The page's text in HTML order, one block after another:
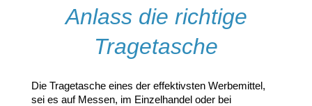
Anlass die richtige
Tragetasche
Die Tragetasche eines der effektivsten Werbemittel,
sei es auf Messen, im Einzelhandel oder bei